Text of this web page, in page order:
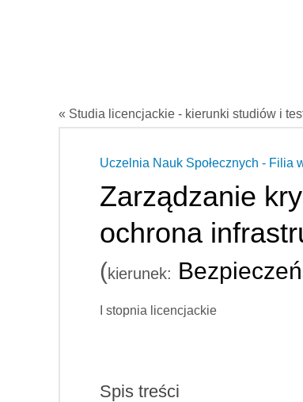
« Studia licencjackie - kierunki studiów i
Uczelnia Nauk Społecznych - Filia
Zarządzanie
ochrona
(kierunek:
I stopnia licencjackie
Spis treści